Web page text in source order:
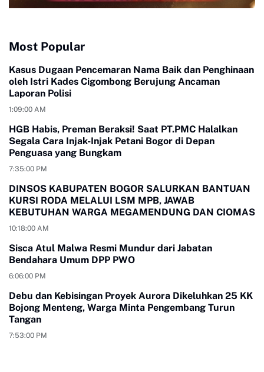
Most Popular
Kasus Dugaan Pencemaran Nama Baik dan Penghinaan
oleh Istri Kades Cigombong Berujung Ancaman
Laporan Polisi
1:09:00 AM
HGB Habis, Preman Beraksi! Saat PT.PMC Halalkan
Segala Cara Injak-Injak Petani Bogor di Depan
Penguasa yang Bungkam
7:35:00 PM
DINSOS KABUPATEN BOGOR SALURKAN BANTUAN
KURSI RODA MELALUI LSM MPB, JAWAB
KEBUTUHAN WARGA MEGAMENDUNG DAN CIOMAS
10:18:00 AM
Sisca Atul Malwa Resmi Mundur dari Jabatan
Bendahara Umum DPP PWO
6:06:00 PM
Debu dan Kebisingan Proyek Aurora Dikeluhkan 25 KK
Bojong Menteng, Warga Minta Pengembang Turun
Tangan
7:53:00 PM